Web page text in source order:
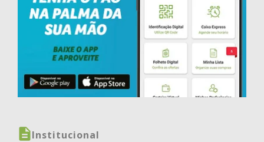
Institucional